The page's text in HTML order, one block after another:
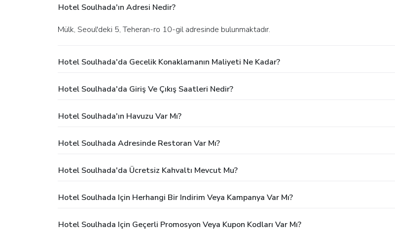
Hotel Soulhada'ın Adresi Nedir?
Mülk, Seoul'deki 5, Teheran-ro 10-gil adresinde bulunmaktadır.
Hotel Soulhada'da Gecelik Konaklamanın Maliyeti Ne Kadar?
Hotel Soulhada'da Giriş Ve Çıkış Saatleri Nedir?
Hotel Soulhada'ın Havuzu Var Mı?
Hotel Soulhada Adresinde Restoran Var Mı?
Hotel Soulhada'da Ücretsiz Kahvaltı Mevcut Mu?
Hotel Soulhada Için Herhangi Bir Indirim Veya Kampanya Var Mı?
Hotel Soulhada Için Geçerli Promosyon Veya Kupon Kodları Var Mı?